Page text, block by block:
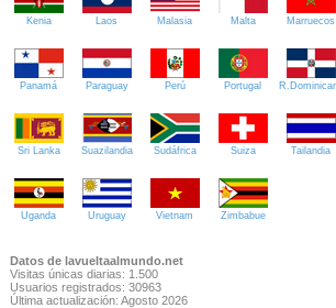
Kenia Laos Malasia Malta Marruecos
Panamá Paraguay Perú Portugal
Sri Lanka Suazilandia Sudáfrica Suiza Tailandia
Uganda Uruguay Vietnam Zimbabue
Datos de lavueltaalmundo.net
Visitas únicas diarias: 1.500
Usuarios registrados: 30963
Última actualización: Agosto 2026